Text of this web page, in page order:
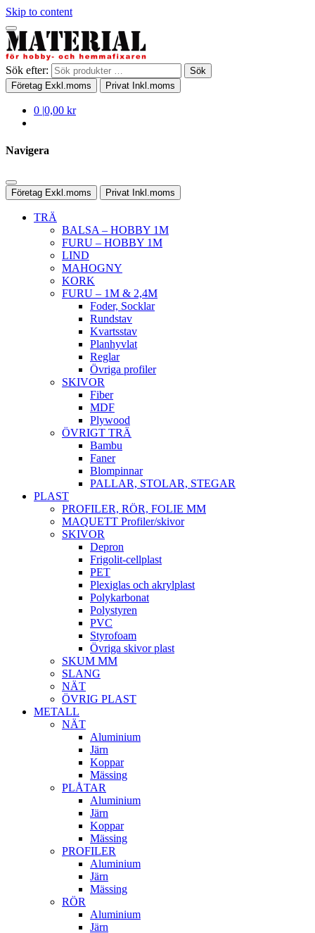
Skip to content
Sök efter:
Sök
Företag Exkl.moms Privat Inkl.moms
0 |0,00 kr
Navigera
Företag Exkl.moms Privat Inkl.moms
TRÄ
BALSA – HOBBY 1M
FURU – HOBBY 1M
LIND
MAHOGNY
KORK
FURU – 1M & 2,4M
Foder, Socklar
Rundstav
Kvartsstav
Planhyvlat
Reglar
Övriga profiler
SKIVOR
Fiber
MDF
Plywood
ÖVRIGT TRÄ
Bambu
Faner
Blompinnar
PALLAR, STOLAR, STEGAR
PLAST
PROFILER, RÖR, FOLIE MM
MAQUETT Profiler/skivor
SKIVOR
Depron
Frigolit-cellplast
PET
Plexiglas och akrylplast
Polykarbonat
Polystyren
PVC
Styrofoam
Övriga skivor plast
SKUM MM
SLANG
NÄT
ÖVRIG PLAST
METALL
NÄT
Aluminium
Järn
Koppar
Mässing
PLÅTAR
Aluminium
Järn
Koppar
Mässing
PROFILER
Aluminium
Järn
Mässing
RÖR
Aluminium
Järn